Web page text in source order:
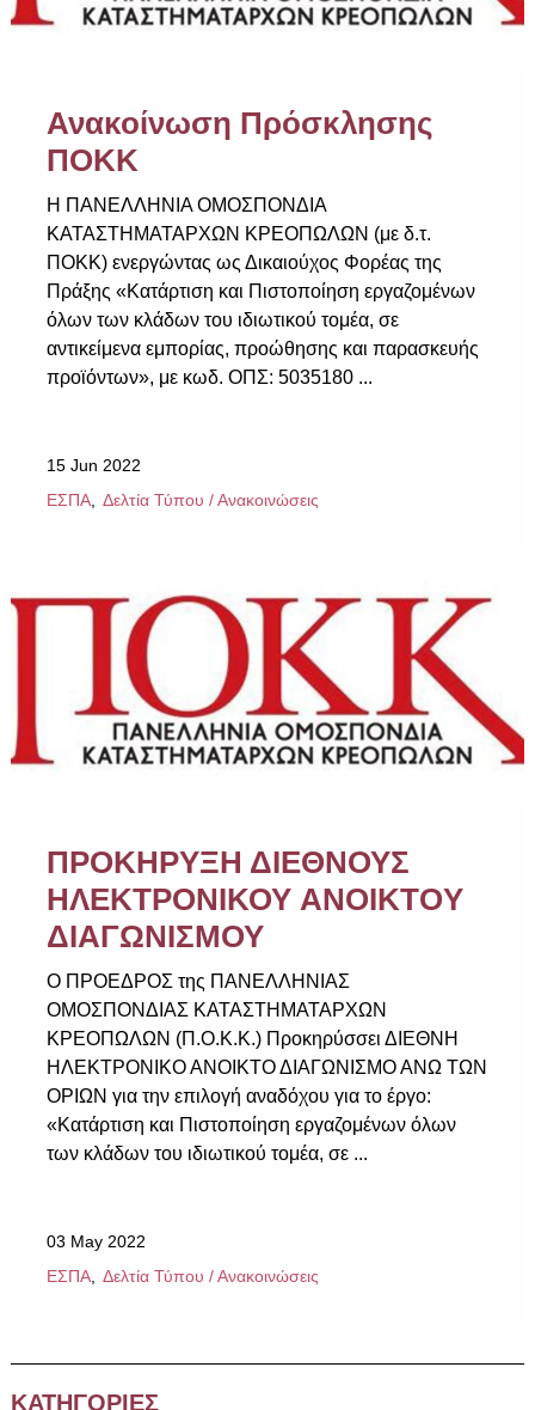
Ανακοίνωση Πρόσκλησης
ΠΟΚΚ
Η ΠΑΝΕΛΛΗΝΙΑ ΟΜΟΣΠΟΝΔΙΑ
ΚΑΤΑΣΤΗΜΑΤΑΡΧΩΝ ΚΡΕΟΠΩΛΩΝ (με δ.τ.
ΠΟΚΚ) ενεργώντας ως Δικαιούχος Φορέας της
Πράξης «Κατάρτιση και Πιστοποίηση εργαζομένων
όλων των κλάδων του ιδιωτικού τομέα, σε
αντικείμενα εμπορίας, προώθησης και παρασκευής
προϊόντων», με κωδ. ΟΠΣ: 5035180 ...
15 Jun 2022
ΕΣΠΑ
Δελτία Τύπου / Ανακοινώσεις
ΠΡΟΚΗΡΥΞΗ ΔΙΕΘΝΟΥΣ
ΗΛΕΚΤΡΟΝΙΚΟΥ ANOIKTOY
ΔΙΑΓΩΝΙΣΜΟΥ
Ο ΠΡΟΕΔΡΟΣ της ΠΑΝΕΛΛΗΝΙΑΣ
ΟΜΟΣΠΟΝΔΙΑΣ ΚΑΤΑΣΤΗΜΑΤΑΡΧΩΝ
ΚΡΕΟΠΩΛΩΝ (Π.Ο.Κ.Κ.) Προκηρύσσει ΔΙΕΘΝΗ
ΗΛΕΚΤΡΟΝΙΚΟ ΑΝΟΙΚΤΟ ΔΙΑΓΩΝΙΣΜΟ ΑΝΩ ΤΩΝ
ΟΡΙΩΝ για την επιλογή αναδόχου για το έργο:
«Κατάρτιση και Πιστοποίηση εργαζομένων όλων
των κλάδων του ιδιωτικού τομέα, σε ...
03 May 2022
ΕΣΠΑ
Δελτία Τύπου / Ανακοινώσεις
ΚΑΤΗΓΟΡΙΕΣ